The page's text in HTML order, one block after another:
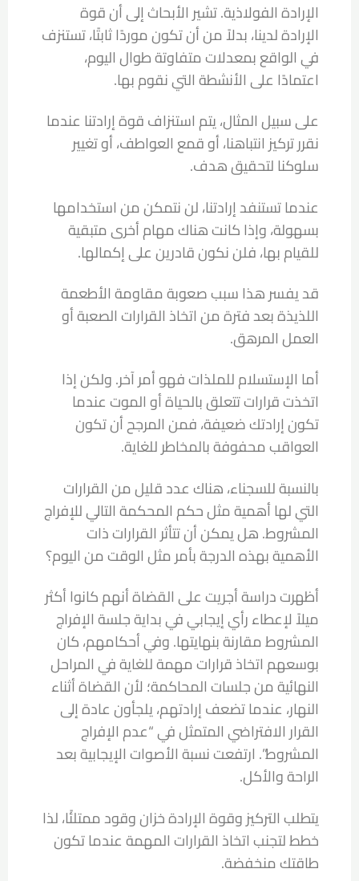
الإرادة الفولاذية. تشير الأبحاث إلى أن قوة
الإرادة لدينا، بدلاً من أن تكون موردًا ثابتًا، تستنزف
في الواقع بمعدلات متفاوتة طوال اليوم،
اعتمادًا على الأنشطة التي نقوم بها.
على سبيل المثال، يتم استنزاف قوة إرادتنا عندما
نقرر تركيز انتباهنا، أو قمع العواطف، أو تغيير
سلوكنا لتحقيق هدف.
عندما تستنفد إرادتنا، لن نتمكن من استخدامها
بسهولة، وإذا كانت هناك مهام أخرى متبقية
للقيام بها، فلن نكون قادرين على إكمالها.
قد يفسر هذا سبب صعوبة مقاومة الأطعمة
اللذيذة بعد فترة من اتخاذ القرارات الصعبة أو
العمل المرهق.
أما الإستسلام للملذات فهو أمر آخر. ولكن إذا
اتخذت قرارات تتعلق بالحياة أو الموت عندما
تكون إرادتك ضعيفة، فمن المرجح أن تكون
العواقب محفوفة بالمخاطر للغاية.
بالنسبة للسجناء، هناك عدد قليل من القرارات
التي لها أهمية مثل حكم المحكمة التالي للإفراج
المشروط. هل يمكن أن تتأثر القرارات ذات
الأهمية بهذه الدرجة بأمر مثل الوقت من اليوم؟
أظهرت دراسة أجريت على القضاة أنهم كانوا أكثر
ميلاً لإعطاء رأي إيجابي في بداية جلسة الإفراج
المشروط مقارنة بنهايتها. وفي أحكامهم، كان
بوسعهم اتخاذ قرارات مهمة للغاية في المراحل
النهائية من جلسات المحاكمة؛ لأن القضاة أثناء
النهار، عندما تضعف إرادتهم، يلجأون عادة إلى
القرار الافتراضي المتمثل في “عدم الإفراج
المشروط”. ارتفعت نسبة الأصوات الإيجابية بعد
الراحة والأكل.
يتطلب التركيز وقوة الإرادة خزان وقود ممتلئًا، لذا
خطط لتجنب اتخاذ القرارات المهمة عندما تكون
طاقتك منخفضة.